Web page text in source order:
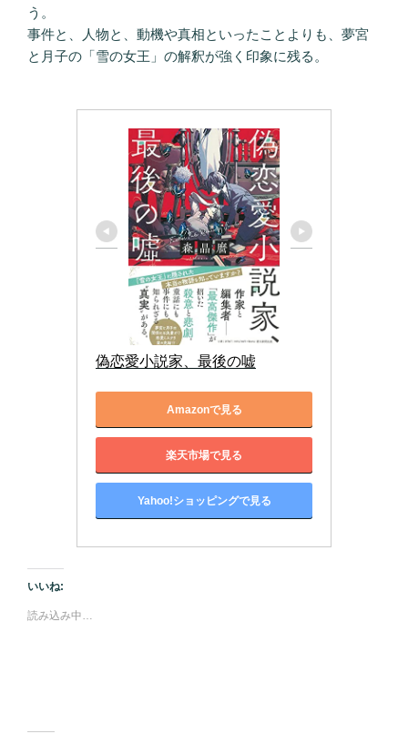
う。
事件と、人物と、動機や真相といったことよりも、夢宮
と月子の「雪の女王」の解釈が強く印象に残る。
偽恋愛小説家、最後の嘘
Amazonで見る
楽天市場で見る
Yahoo!ショッピングで見る
いいね:
読み込み中…